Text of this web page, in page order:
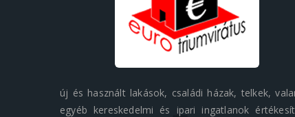
új és használt lakások, családi házak, telkek,
egyéb kereskedelmi és ipari ingatlanok